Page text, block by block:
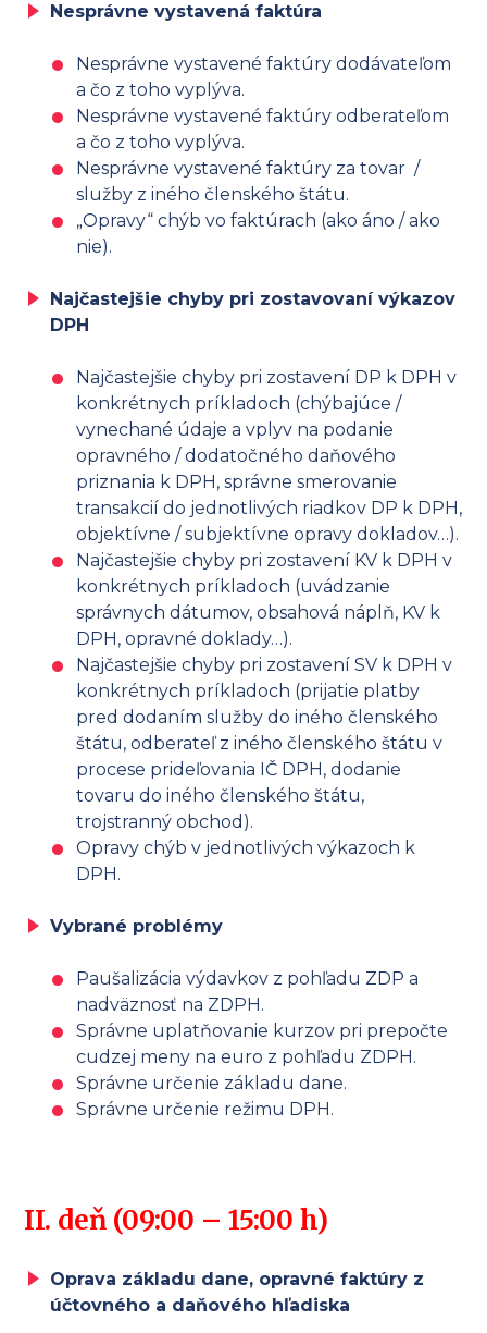
Nesprávne vystavená faktúra
Nesprávne vystavené faktúry dodávateľom
a čo z toho vyplýva.
Nesprávne vystavené faktúry odberateľom
a čo z toho vyplýva.
Nesprávne vystavené faktúry za tovar /
služby z iného členského štátu.
„Opravy“ chýb vo faktúrach (ako áno / ako
nie).
Najčastejšie chyby pri zostavovaní výkazov
DPH
Najčastejšie chyby pri zostavení DP k DPH v
konkrétnych príkladoch (chýbajúce /
vynechané údaje a vplyv na podanie
opravného / dodatočného daňového
priznania k DPH, správne smerovanie
transakcií do jednotlivých riadkov DP k DPH,
objektívne / subjektívne opravy dokladov…).
Najčastejšie chyby pri zostavení KV k DPH v
konkrétnych príkladoch (uvádzanie
správnych dátumov, obsahová náplň, KV k
DPH, opravné doklady…).
Najčastejšie chyby pri zostavení SV k DPH v
konkrétnych príkladoch (prijatie platby
pred dodaním služby do iného členského
štátu, odberateľ z iného členského štátu v
procese prideľovania IČ DPH, dodanie
tovaru do iného členského štátu,
trojstranný obchod).
Opravy chýb v jednotlivých výkazoch k
DPH.
Vybrané problémy
Paušalizácia výdavkov z pohľadu ZDP a
nadväznosť na ZDPH.
Správne uplatňovanie kurzov pri prepočte
cudzej meny na euro z pohľadu ZDPH.
Správne určenie základu dane.
Správne určenie režimu DPH.
II. deň (09:00 – 15:00 h)
Oprava základu dane, opravné faktúry z
účtovného a daňového hľadiska